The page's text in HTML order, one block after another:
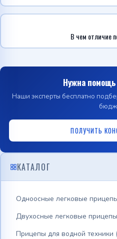
В чем отличие
Нужна
Наши эксперты бесплатно
ПОЛУЧИТЬ
КАТАЛОГ
Одноосные легковые
Двухосные легковые
Прицепы для водной техники